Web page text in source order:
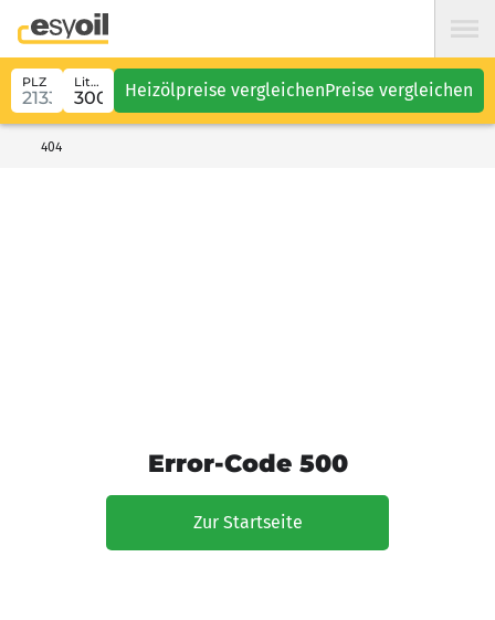
PLZ Liter Heizölpreise vergleichenPreise vergleichen
404
Error-Code 500
Zur Startseite